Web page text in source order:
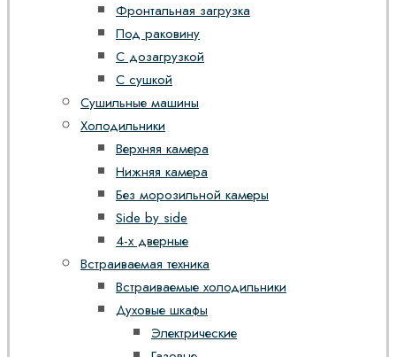
Фронтальная загрузка
Под раковину
С дозагрузкой
С сушкой
Сушильные машины
Холодильники
Верхняя камера
Нижняя камера
Без морозильной камеры
Side by side
4-х дверные
Встраиваемая техника
Встраиваемые холодильники
Духовые шкафы
Электрические